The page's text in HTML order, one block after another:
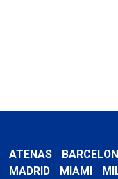
ATENAS
MADRID MIAMI